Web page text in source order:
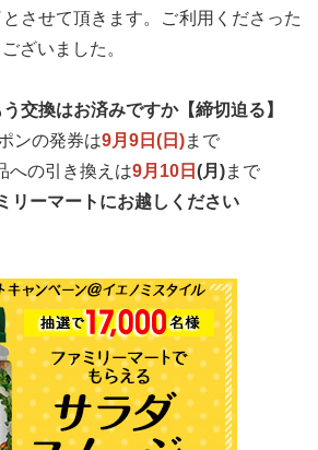
させて頂きます。ご利用くださった
ざいました。
交換はお済みですか【締切迫る】
ンの発券は9月9日(日)まで
への引き換えは9月10日 (月)まで
リーマートにお越しください